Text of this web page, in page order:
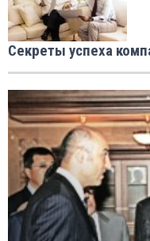
Секреты успеха